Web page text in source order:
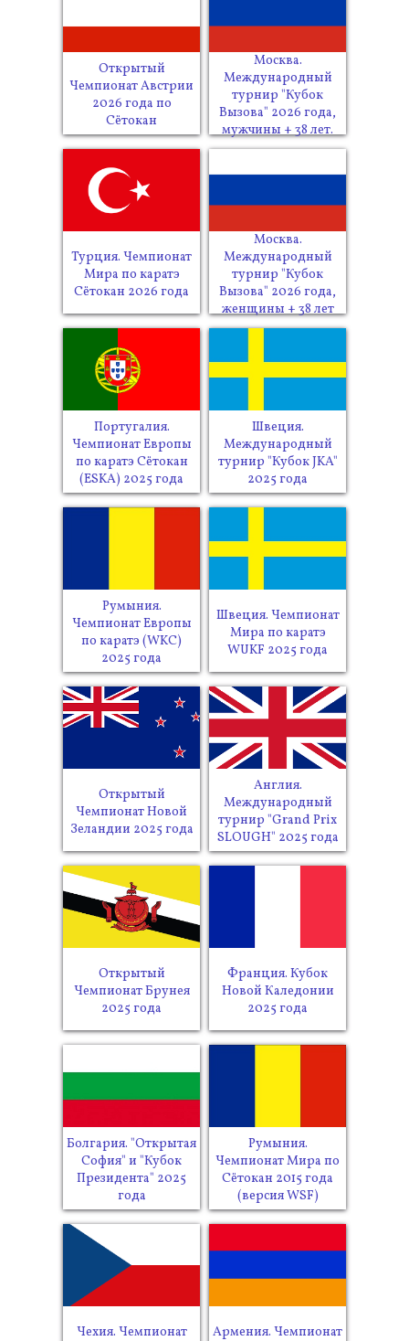
Открытый
Чемпионат Австрии
2026 года по
Сётокан
Москва.
Международный
турнир "Кубок
Вызова" 2026 года,
мужчины + 38 лет.
Турция. Чемпионат
Мира по каратэ
Сётокан 2026 года
Москва.
Международный
турнир "Кубок
Вызова" 2026 года,
женщины + 38 лет
Португалия.
Чемпионат Европы
по каратэ Сётокан
(ESKA) 2025 года
Швеция.
Международный
турнир "Кубок JKA"
2025 года
Румыния.
Чемпионат Европы
по каратэ (WKC)
2025 года
Швеция. Чемпионат
Мира по каратэ
WUKF 2025 года
Открытый
Чемпионат Новой
Зеландии 2025 года
Англия.
Международный
турнир "Grand Prix
SLOUGH" 2025 года
Открытый
Чемпионат Брунея
2025 года
Франция. Кубок
Новой Каледонии
2025 года
Болгария. "Открытая
София" и "Кубок
Президента" 2025
года
Румыния.
Чемпионат Мира по
Сётокан 2015 года
(версия WSF)
Чехия. Чемпионат
Армения. Чемпионат